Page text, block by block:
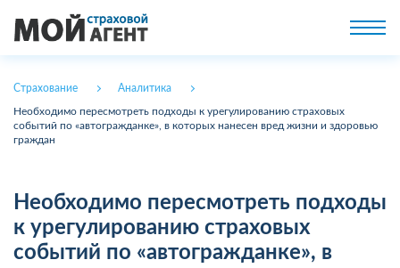
Страхование Аналитика
Необходимо пересмотреть подходы к урегулированию страховых
событий по «автогражданке», в которых нанесен вред жизни и здоровью
граждан
Необходимо пересмотреть подходы
к урегулированию страховых
событий по «автогражданке», в